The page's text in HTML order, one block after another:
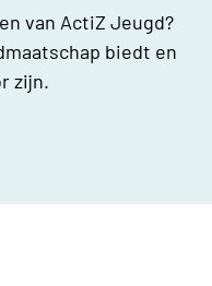
van ActiZ Jeugd?
biedt en
zijn.